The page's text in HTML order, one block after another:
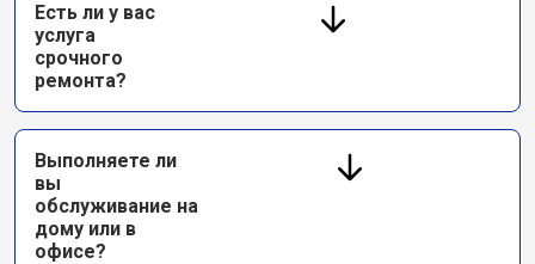
Есть ли у вас
услуга
срочного
ремонта?
Выполняете ли
вы
обслуживание на
дому или в
офисе?